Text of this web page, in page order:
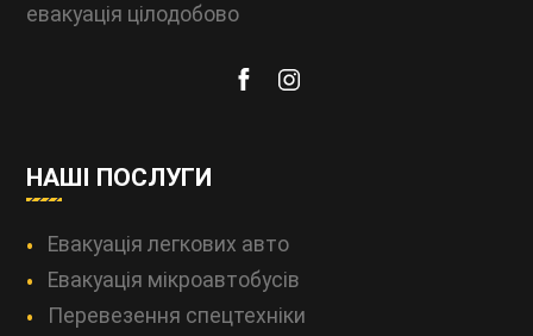
евакуація цілодобово
НАШІ ПОСЛУГИ
Евакуація легкових авто
Евакуація мікроавтобусів
Перевезення спецтехніки